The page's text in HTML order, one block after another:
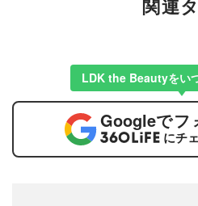
関連
LDK the Beautyをい
Googleでフ
にチ